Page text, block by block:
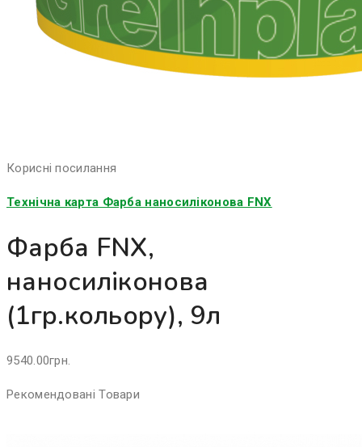
Корисні посилання
Технічна карта Фарба наносиліконова FNX
Фарба FNX,
наносиліконова
(1гр.кольору), 9л
9540.00грн.
Рекомендовані Товари